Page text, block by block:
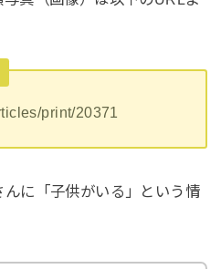
print/20371
に「子供がいる」という情